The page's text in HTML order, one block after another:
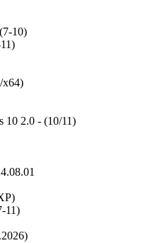
10)
x64)
10 2.0 - (10/11)
11)